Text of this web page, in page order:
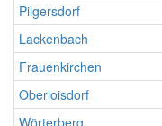
Pilgersdorf
Lackenbach
Frauenkirchen
Oberloisdorf
Wörterberg